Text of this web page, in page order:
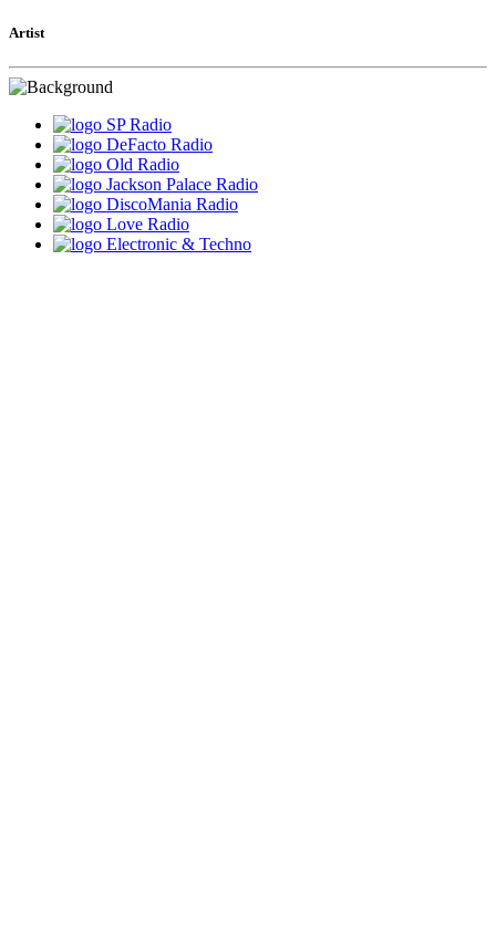
Artist
SP Radio
DeFacto Radio
Old Radio
Jackson Palace Radio
DiscoMania Radio
Love Radio
Electronic & Techno